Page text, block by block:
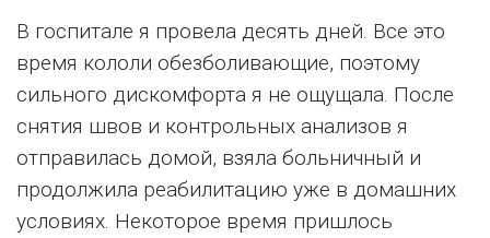
В госпитале я провела десять дней. Все это
время кололи обезболивающие, поэтому
сильного дискомфорта я не ощущала. После
снятия швов и контрольных анализов я
отправилась домой, взяла больничный и
продолжила реабилитацию уже в домашних
условиях. Некоторое время пришлось